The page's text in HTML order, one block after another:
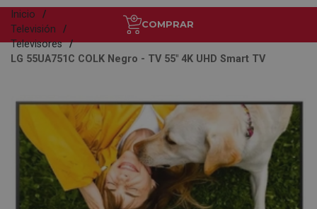
COMPRAR
Inicio
Televisión
Televisores
LG 55UA751C COLK Negro - TV 55" 4K UHD Smart TV